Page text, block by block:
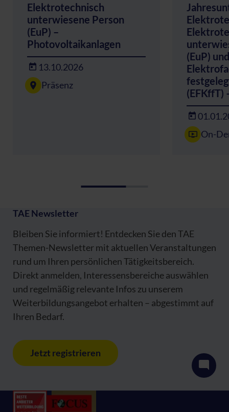
Elektrotechnisch
unterwiesene Person
(EuP) –
Photovoltaikanlagen
13.10.2026
Präsenz
(EuP) und
(EFKffT)
On-
TAE Newsletter
Bleiben Sie informiert! Entdecken Sie den TAE
Themen-Newsletter mit aktuellen Veranstaltungen
rund um Ihren persönlichen Tätigkeitsbereich.
Direkt anmelden, Interessensbereiche auswählen
und regelmäßig relevante Infos zu unserem
Weiterbildungsangebot erhalten – abgestimmt auf
Ihren Bedarf.
Jetzt registrieren